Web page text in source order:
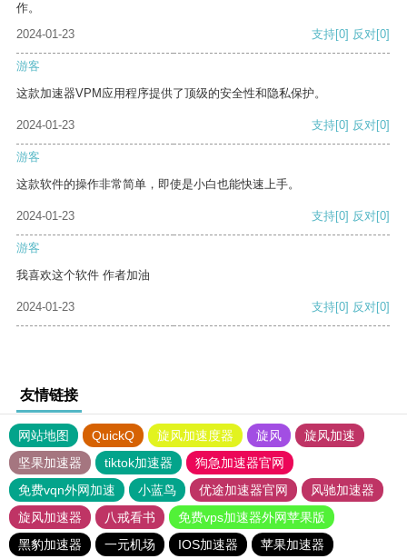
作。
2024-01-23
支持[0] 反对[0]
游客
这款加速器VPM应用程序提供了顶级的安全性和隐私保护。
2024-01-23 支持[0] 反对[0]
游客
这款软件的操作非常简单，即使是小白也能快速上手。
2024-01-23 支持[0] 反对[0]
游客
我喜欢这个软件 作者加油
2024-01-23 支持[0] 反对[0]
友情链接
网站地图 QuickQ 旋风加速度器 旋风
旋风加速
坚果加速器
tiktok加速器
狗急加速器官网
免费vqn外网加速
小蓝鸟 优途加速器官网
风驰加速器
旋风加速器
八戒看书
免费vps加速器外网苹果版
黑豹加速器
一元机场 IOS加速器 苹果加速器